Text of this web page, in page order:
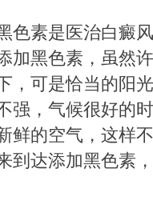
素是医治白癜风
加黑色素，虽然
，可是恰当的阳
强，气候很好的
鲜的空气，这样
到达添加黑色素